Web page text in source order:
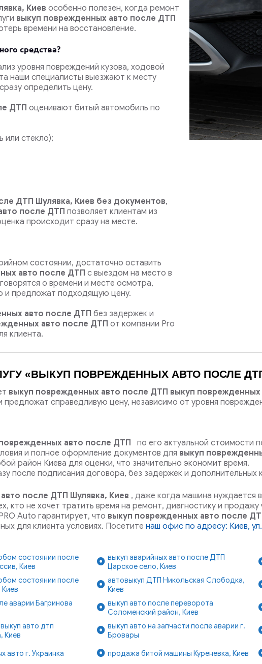
Киев особенно полезен, когда ремонт
выкуп поврежденных авто после ДТП
времени на восстановление.
средства?
уровня повреждений кузова, ходовой
наши специалисты выезжают к месту
определить цену.
ДТП оценивают битый автомобиль по
или стекло);
ДТП Шулявка, Киев без документов,
после ДТП позволяет клиентам из
происходит сразу на месте.
состоянии, достаточно оставить
авто после ДТП с выездом на место в
о времени и месте осмотра,
и предложат подходящую цену.
авто после ДТП без задержек и
авто после ДТП от компании Pro
клиента.
«ВЫКУП ПОВРЕЖДЕННЫХ АВТО ПОСЛЕ
выкуп поврежденных авто после ДТП выкуп
справедливую цену, независимо от уровня
авто после ДТП
по его актуальной стоимости
и полное оформление документов для выкуп
район Киева для оценки, что значительно экономит время.
после подписания договора, без задержек и дополнительных
после ДТП Шулявка, Киев , даже когда машина нуждается
кто не хочет тратить время на ремонт, диагностику и
Auto гарантирует, что выкуп поврежденных авто после
для клиента условиях. Посетите наш офис по адресу: Киев,
состоянии после
Киев
выкуп аварийных авто после ДТП
Царское село, Киев
состоянии после
автовыкуп ДТП Никольская Слободка,
Киев
аварии Багринова
выкуп авто после переворота
Соломенский район, Киев
авто дтп
Киев
выкуп авто на запчасти после аварии г.
Бровары
авто г. Украинка продажа битой машины Куреневка, Киев